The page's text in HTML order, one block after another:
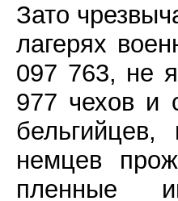
Зато
лагерях
097 763, не
977 чехов и
немцев
пленные